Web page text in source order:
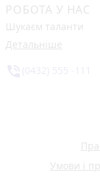
РОБОТА У НАС
Шукаєм таланти
Детальніше
Умови і